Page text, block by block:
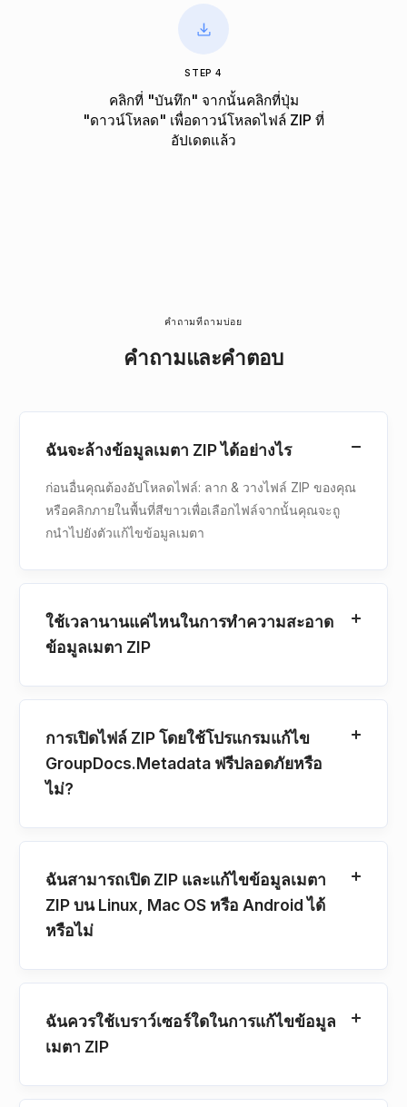
STEP 4
คลิกที่ "บันทึก" จากนั้นคลิกที่ปุ่ม
"ดาวน์โหลด" เพื่อดาวน์โหลดไฟล์ ZIP ที่
อัปเดตแล้ว
คำถามที่ถามบ่อย
คําถามและคําตอบ
ฉันจะล้างข้อมูลเมตา ZIP ได้อย่างไร
ก่อนอื่นคุณต้องอัปโหลดไฟล์: ลาก & วางไฟล์ ZIP ของคุณ
หรือคลิกภายในพื้นที่สีขาวเพื่อเลือกไฟล์จากนั้นคุณจะถู
กนําไปยังตัวแก้ไขข้อมูลเมตา
ใช้เวลานานแค่ไหนในการทําความสะอาด
ข้อมูลเมตา ZIP
การเปิดไฟล์ ZIP โดยใช้โปรแกรมแก้ไข
GroupDocs.Metadata ฟรีปลอดภัยหรือ
ไม่?
ฉันสามารถเปิด ZIP และแก้ไขข้อมูลเมตา
ZIP บน Linux, Mac OS หรือ Android ได้
หรือไม่
ฉันควรใช้เบราว์เซอร์ใดในการแก้ไขข้อมูล
เมตา ZIP